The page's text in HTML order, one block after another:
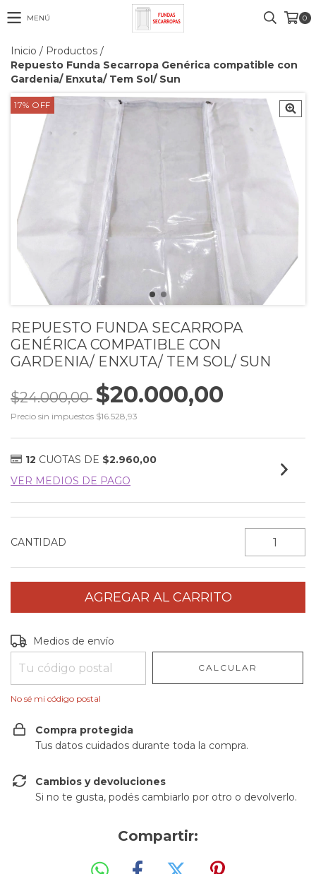
MENÚ 0
Inicio / Productos /
Repuesto Funda Secarropa Genérica compatible con
Gardenia/ Enxuta/ Tem Sol/ Sun
17% OFF
REPUESTO FUNDA SECARROPA
GENÉRICA COMPATIBLE CON
GARDENIA/ ENXUTA/ TEM SOL/ SUN
$24.000,00 $20.000,00
Precio sin impuestos $16.528,93
12 CUOTAS DE $2.960,00
VER MEDIOS DE PAGO
CANTIDAD
Entregas para el CP:
Medios de envío
CALCULAR
No sé mi código postal
Compra protegida
Tus datos cuidados durante toda la compra.
Cambios y devoluciones
Si no te gusta, podés cambiarlo por otro o devolverlo.
Compartir: